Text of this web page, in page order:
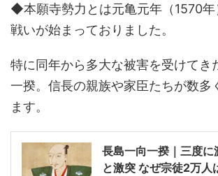
◆本願寺勢力とは元亀元年（1570年
戦いが始まっておりました。
特に同年から多大な被害を受けてき
一揆。信長の親族や家臣たちが数多
ます。
長島一向一揆｜三度に
と激突 なぜ宗徒2万人